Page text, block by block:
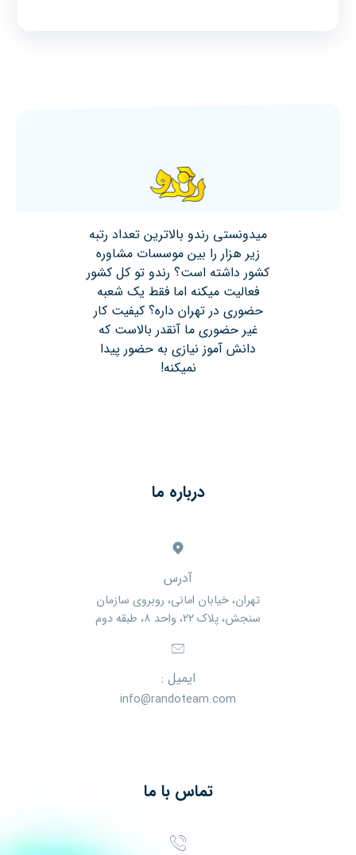
میدونستی رندو بالاترین تعداد رتبه
زیر هزار را بین موسسات مشاوره
کشور داشته است؟ رندو تو کل کشور
فعالیت میکنه اما فقط یک شعبه
حضوری در تهران داره؟ کیفیت کار
غیر حضوری ما آنقدر بالاست که
دانش آموز نیازی به حضور پیدا
نمیکنه!
درباره ما
آدرس
تهران، خیابان امانی، روبروی سازمان
سنجش، پلاک ۲۲، واحد ۸، طبقه دوم
ایمیل :
info@randoteam.com
تماس با ما